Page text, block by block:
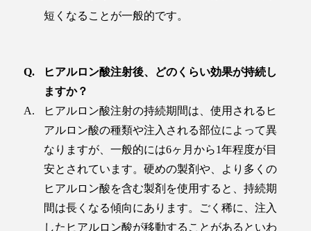
短くなることが一般的です。
ヒアルロン酸注射後、どのくらい効果が持続し
ますか？
ヒアルロン酸注射の持続期間は、使用されるヒ
アルロン酸の種類や注入される部位によって異
なりますが、一般的には6ヶ月から1年程度が目
安とされています。硬めの製剤や、より多くの
ヒアルロン酸を含む製剤を使用すると、持続期
間は長くなる傾向にあります。ごく稀に、注入
したヒアルロン酸が移動することがあるといわ